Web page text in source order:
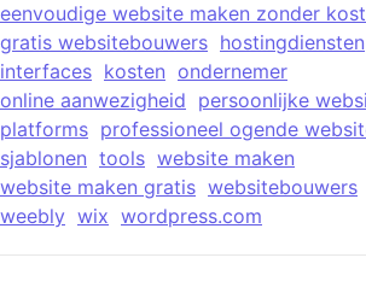
eenvoudige website maken zonder
gratis websitebouwers hostingdiensten
interfaces kosten ondernemer
online aanwezigheid persoonlijke
platforms professioneel ogende
sjablonen tools website maken
website maken gratis websitebouwers
weebly wix wordpress.com